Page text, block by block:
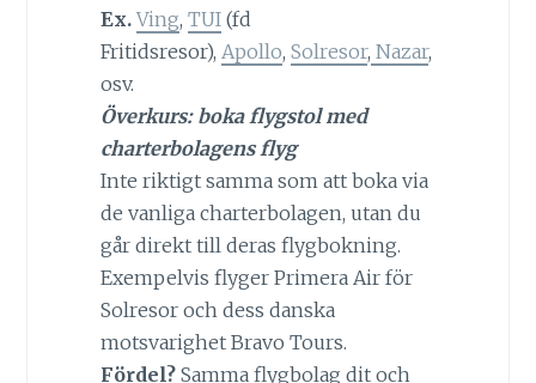
Ex. Ving, TUI(fd
Fritidsresor), Apollo, Solresor, Nazar,
osv.
Överkurs: boka flygstol med
charterbolagens flyg
Inte riktigt samma som att boka via
de vanliga charterbolagen, utan du
går direkt till deras flygbokning.
Exempelvis flyger Primera Air för
Solresor och dess danska
motsvarighet Bravo Tours.
Fördel?Samma flygbolag dit och